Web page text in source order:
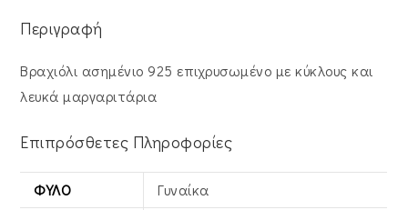
Περιγραφή
Βραχιόλι ασημένιο 925 επιχρυσωμένο με κύκλους και
λευκά μαργαριτάρια
Επιπρόσθετες Πληροφορίες
ΦΎΛΟ
Γυναίκα